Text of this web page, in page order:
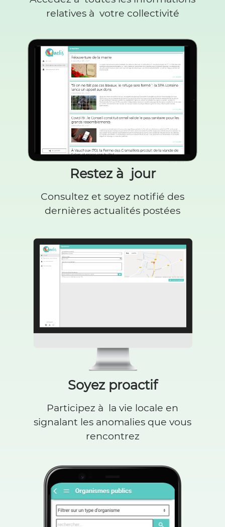
relatives à votre collectivité
Restez à jour
Consultez et soyez notifié des
dernières actualités postées
Soyez proactif
Participez à la vie locale en
signalant les anomalies que vous
rencontrez